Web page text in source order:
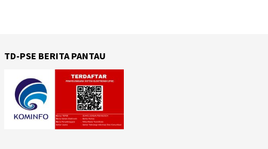
TD-PSE BERITA PANTAU